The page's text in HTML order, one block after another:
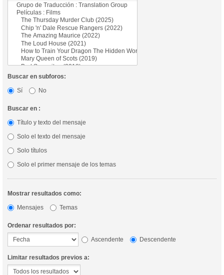
Buscar en subforos:
Sí
No
Buscar en :
Título y texto del mensaje
Solo el texto del mensaje
Solo títulos
Solo el primer mensaje de los temas
Mostrar resultados como:
Mensajes
Temas
Ordenar resultados por:
Ascendente
Descendente
Limitar resultados previos a: